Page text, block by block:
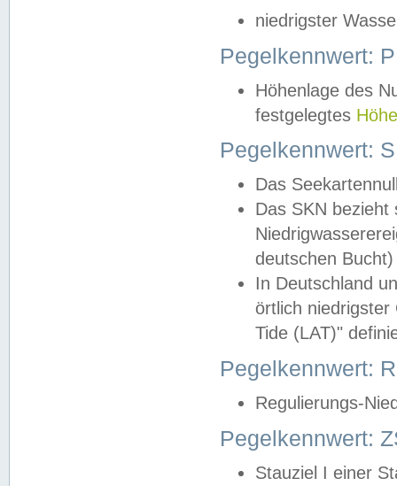
niedrigster
Pegelkennwert:
Höhenlage des
festgelegtes
Pegelkennwert:
Das
Das SKN
deutschen
In Deutschland
örtlich
Tide (LAT)"
Pegelkennwert:
Regulierungs-
Pegelkennwert:
Stauziel I einer